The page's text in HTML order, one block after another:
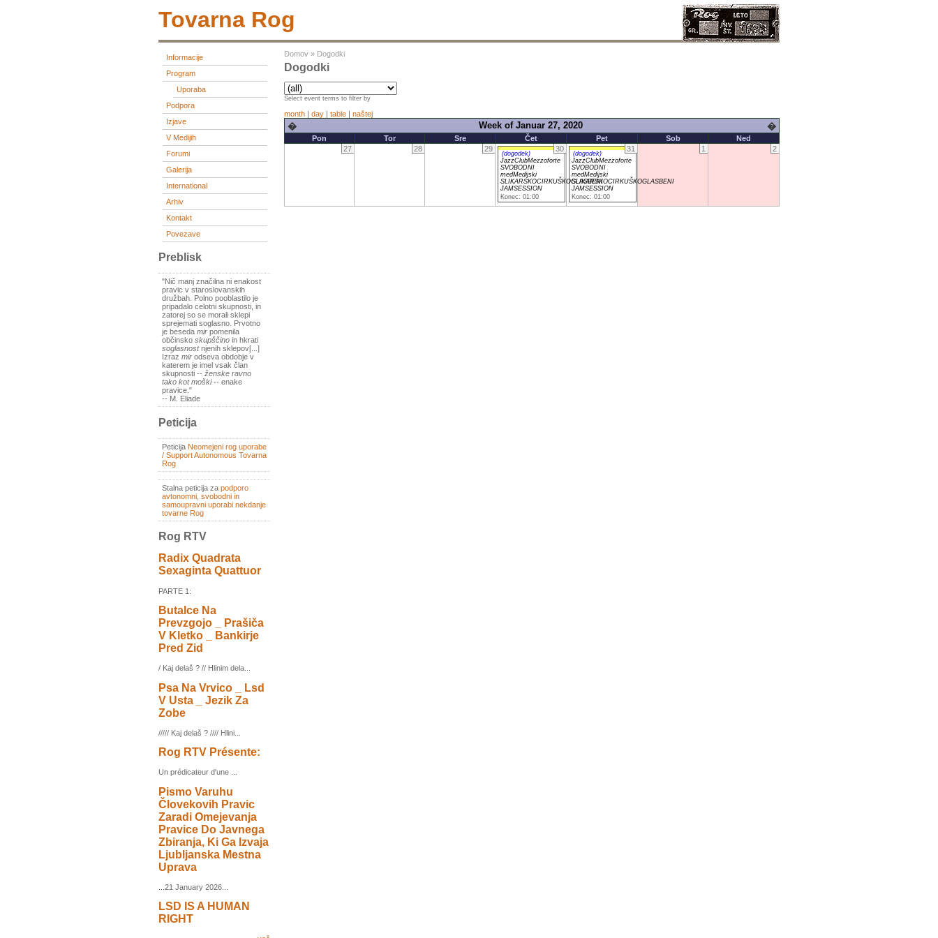
Tovarna Rog
Informacije
Program
Uporaba
Podpora
Izjave
V Medijih
Forumi
Galerija
International
Arhiv
Kontakt
Povezave
Preblisk
"Nič manj značilna ni enakost
pravic v staroslovanskih
družbah. Polno pooblastilo je
pripadalo celotni skupnosti, in
zatorej so se morali sklepi
sprejemati soglasno. Prvotno
je beseda mir pomenila
občinsko skupščino in hkrati
soglasnostnjenih sklepov[...]
Izraz mir odseva obdobje v
katerem je imel vsak član
skupnosti -- ženske ravno
tako kot moški-- enake
pravice."
-- M. Eliade
Peticija
Peticija Neomejeni rog uporabe
/ Support Autonomous Tovarna
Rog
Stalna peticija za podporo
avtonomni, svobodni in
samoupravni uporabi nekdanje
tovarne Rog
Rog RTV
Radix Quadrata
Sexaginta Quattuor
PARTE 1:
Butalce Na
Prevzgojo _ Prašiča
V Kletko _ Bankirje
Pred Zid
/ Kaj delaš ? // Hlinim dela...
Psa Na Vrvico _ Lsd
V Usta _ Jezik Za
Zobe
///// Kaj delaš ? //// Hlini...
Rog RTV Présente:
Un prédicateur d'une ...
Pismo Varuhu
Človekovih Pravic
Zaradi Omejevanja
Pravice Do Javnega
Zbiranja, Ki Ga Izvaja
Ljubljanska Mestna
Uprava
...21 January 2026...
LSD IS A HUMAN
RIGHT
Domov » Dogodki
Dogodki
Select event terms to filter by
month | day | table | naštej
� Week of Januar 27, 2020 �
Pon Tor Sre Čet Pet Sob
Ned
27
28 29 30
(dogodek)
JazzClubMezzoforte
SVOBODNI
medMedijski
SLIKARSKOCIRKUŠKOGLASBENI
JAMSESSION
Konec: 01:00
31
(dogodek)
JazzClubMezzoforte
SVOBODNI
medMedijski
SLIKARSKOCIRKUŠKOGLASBENI
JAMSESSION
Konec: 01:00
1 2